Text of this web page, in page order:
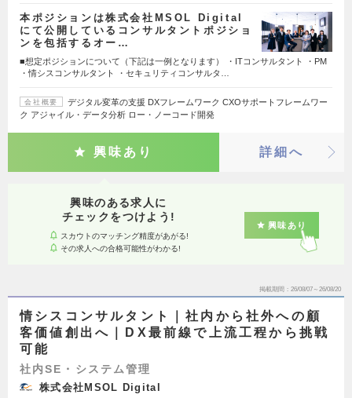
本ポジションは株式会社MSOL Digital
にて公開しているコンサルタントポジショ
ンを包括するオー…
■想定ポジションについて（下記は一例となります） ・ITコンサルタント ・PM
・情シスコンサルタント ・セキュリティコンサルタ…
会社概要
デジタル変革の支援 DXフレームワーク CXOサポートフレームワー
ク アジャイル・データ分析 ロー・ノーコード開発
興味あり 詳細へ
興味のある求人に
チェックをつけよう!
スカウトのマッチング精度があがる!
その求人への合格可能性がわかる!
興味あり
掲載期間 26/08/07～26/08/20
情シスコンサルタント｜社内から社外への顧
客価値創出へ｜DX最前線で上流工程から挑戦
可能
社内SE・システム管理
株式会社MSOL Digital